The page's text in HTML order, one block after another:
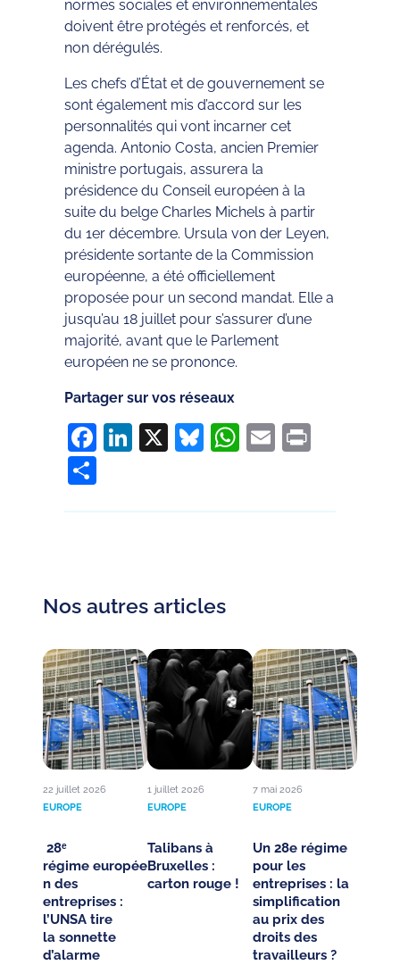
normes sociales et environnementales
doivent être protégés et renforcés, et
non dérégulés.
Les chefs d’État et de gouvernement se
sont également mis d’accord sur les
personnalités qui vont incarner cet
agenda. Antonio Costa, ancien Premier
ministre portugais, assurera la
présidence du Conseil européen à la
suite du belge Charles Michels à partir
du 1er décembre. Ursula von der Leyen,
présidente sortante de la Commission
européenne, a été officiellement
proposée pour un second mandat. Elle a
jusqu’au 18 juillet pour s’assurer d’une
majorité, avant que le Parlement
européen ne se prononce.
Partager sur vos réseaux
Facebook
LinkedIn
X Bluesky
WhatsApp
Email
Nos autres articles
22 juillet 2026
EUROPE
28ᵉ
régime europée
n des
entreprises :
l’UNSA tire
la sonnette
d’alarme
1 juillet 2026
EUROPE
Talibans à
Bruxelles :
carton rouge !
7 mai 2026
EUROPE
Un 28e régime
pour les
entreprises : la
simplification
au prix des
droits des
travailleurs ?